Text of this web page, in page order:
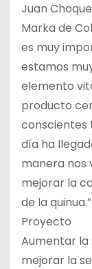
Juan
Marka de
es muy
estamos
elemento
producto
conscientes
día ha
manera nos
mejorar la
de la quinua.”
Proyecto
Aumentar la
mejorar la